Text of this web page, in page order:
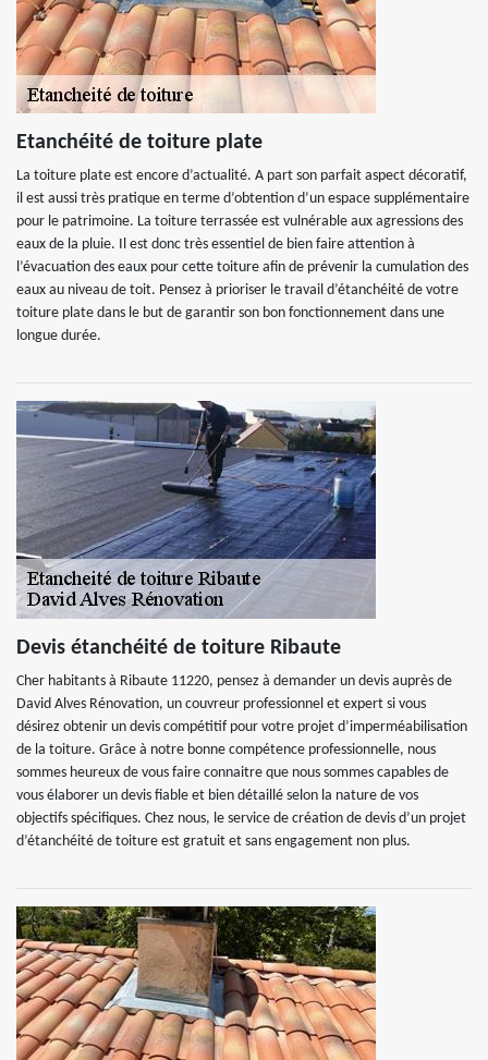
Etanchéité de toiture plate
La toiture plate est encore d’actualité. A part son parfait aspect décoratif,
il est aussi très pratique en terme d’obtention d’un espace supplémentaire
pour le patrimoine. La toiture terrassée est vulnérable aux agressions des
eaux de la pluie. Il est donc très essentiel de bien faire attention à
l’évacuation des eaux pour cette toiture afin de prévenir la cumulation des
eaux au niveau de toit. Pensez à prioriser le travail d’étanchéité de votre
toiture plate dans le but de garantir son bon fonctionnement dans une
longue durée.
Devis étanchéité de toiture Ribaute
Cher habitants à Ribaute 11220, pensez à demander un devis auprès de
David Alves Rénovation, un couvreur professionnel et expert si vous
désirez obtenir un devis compétitif pour votre projet d’imperméabilisation
de la toiture. Grâce à notre bonne compétence professionnelle, nous
sommes heureux de vous faire connaitre que nous sommes capables de
vous élaborer un devis fiable et bien détaillé selon la nature de vos
objectifs spécifiques. Chez nous, le service de création de devis d’un projet
d’étanchéité de toiture est gratuit et sans engagement non plus.